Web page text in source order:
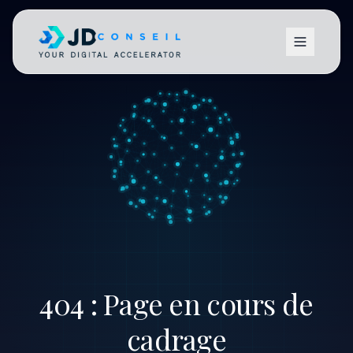
404 : Page en cours de
cadrage